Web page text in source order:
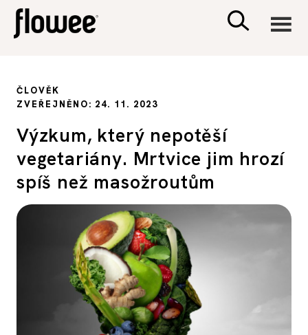
PSYCHOLOGIE
SEX A VZTAHY
PORADNA
ČLOVĚK
ZVEŘEJNĚNO: 24. 11. 2023
Výzkum, který nepotěší
vegetariány. Mrtvice jim hrozí
spíš než masožroutům